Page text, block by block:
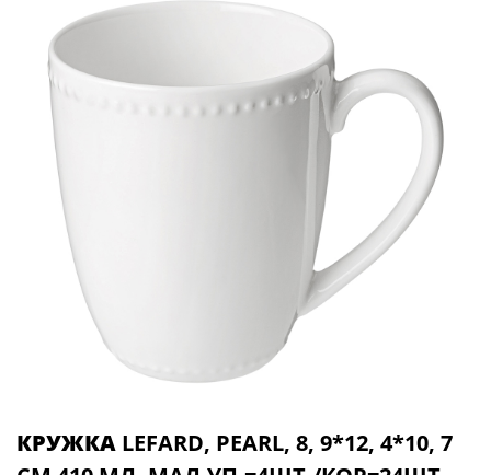
КРУЖКА LEFARD, PEARL, 8, 9*12, 4*10, 7